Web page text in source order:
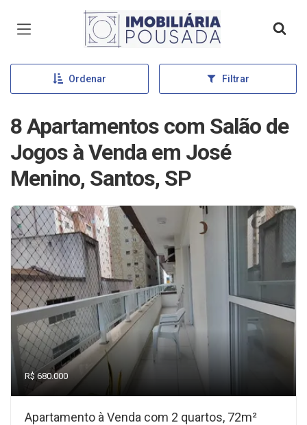
Página inicial
Ordenar Filtrar
8 Apartamentos com Salão de
Jogos à Venda em José
Menino, Santos, SP
R$ 680.000
Apartamento à Venda com 2 quartos, 72m²